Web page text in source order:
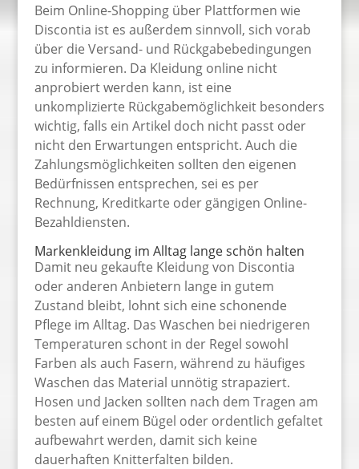
Beim Online-Shopping über Plattformen wie
Discontia ist es außerdem sinnvoll, sich vorab
über die Versand- und Rückgabebedingungen
zu informieren. Da Kleidung online nicht
anprobiert werden kann, ist eine
unkomplizierte Rückgabemöglichkeit besonders
wichtig, falls ein Artikel doch nicht passt oder
nicht den Erwartungen entspricht. Auch die
Zahlungsmöglichkeiten sollten den eigenen
Bedürfnissen entsprechen, sei es per
Rechnung, Kreditkarte oder gängigen Online-
Bezahldiensten.
Markenkleidung im Alltag lange schön halten
Damit neu gekaufte Kleidung von Discontia
oder anderen Anbietern lange in gutem
Zustand bleibt, lohnt sich eine schonende
Pflege im Alltag. Das Waschen bei niedrigeren
Temperaturen schont in der Regel sowohl
Farben als auch Fasern, während zu häufiges
Waschen das Material unnötig strapaziert.
Hosen und Jacken sollten nach dem Tragen am
besten auf einem Bügel oder ordentlich gefaltet
aufbewahrt werden, damit sich keine
dauerhaften Knitterfalten bilden.